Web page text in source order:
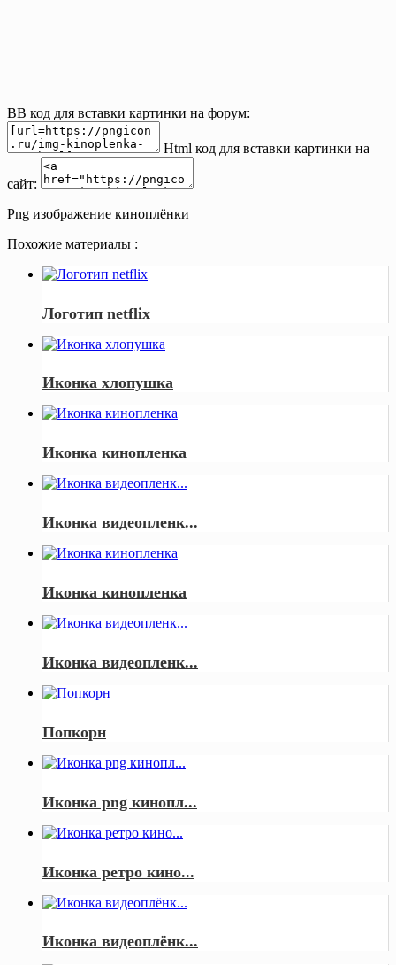
BB код для вставки картинки на форум:
Html код для вставки картинки на
сайт:
Png изображение киноплёнки
Похожие материалы :
Логотип netflix
Иконка хлопушка
Иконка кинопленка
Иконка видеопленк...
Иконка кинопленка
Иконка видеопленк...
Попкорн
Иконка png кинопл...
Иконка ретро кино...
Иконка видеоплёнк...